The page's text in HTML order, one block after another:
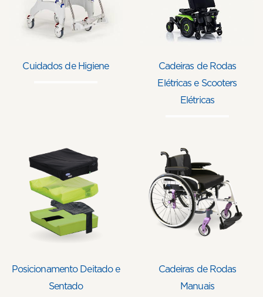
Cuidados de Higiene
Cadeiras de Rodas
Elétricas e Scooters
Elétricas
Posicionamento Deitado e
Sentado
Cadeiras de Rodas
Manuais